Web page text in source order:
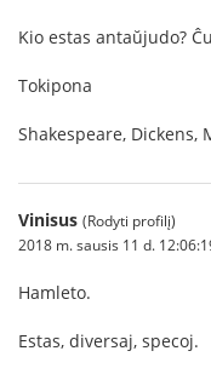
Kio estas antaŭjudo?
Tokipona
Shakespeare, Dickens,
Vinisus (Rodyti profilį)
2018 m. sausis 11 d.
Hamleto.
Estas, diversaj, specoj.